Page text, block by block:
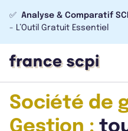
✅ Analyse & Comparatif
- L’Outil Gratuit Essentiel
Société de